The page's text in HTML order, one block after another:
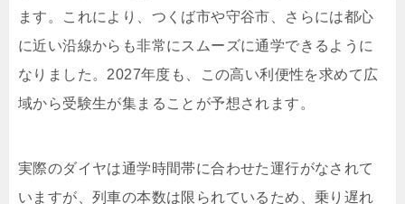
ます。これにより、つくば市や守谷市、さらには都心
に近い沿線からも非常にスムーズに通学できるように
なりました。2027年度も、この高い利便性を求めて広
域から受験生が集まることが予想されます。
実際のダイヤは通学時間帯に合わせた運行がなされて
いますが、列車の本数は限られているため、乗り遅れ